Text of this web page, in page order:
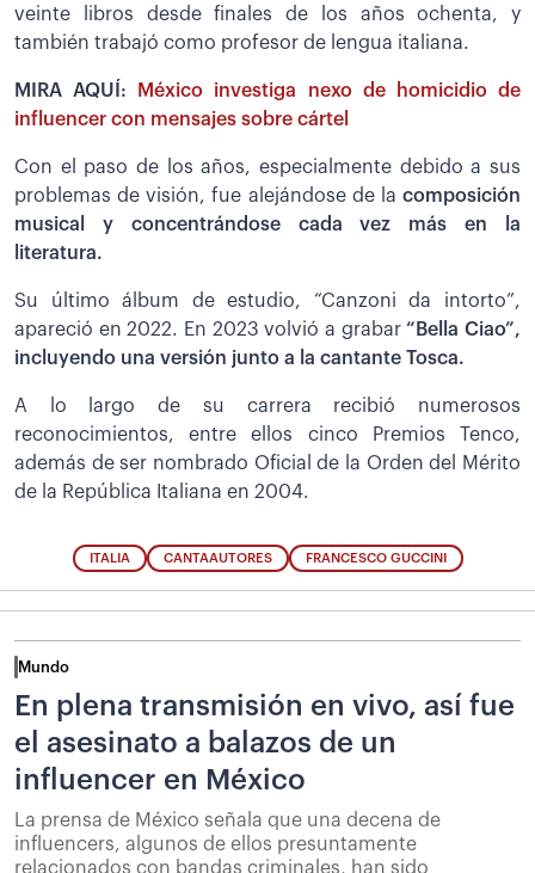
veinte libros desde finales de los años ochenta, y
también trabajó como profesor de lengua italiana.
MIRA AQUÍ:
México investiga nexo de homicidio de
influencer con mensajes sobre cártel
Con el paso de los años, especialmente debido a sus
problemas de visión, fue alejándose de la composición
musical y concentrándose cada vez más en la
literatura.
Su último álbum de estudio, “Canzoni da intorto”,
apareció en 2022. En 2023 volvió a grabar“Bella Ciao”,
incluyendo una versión junto a la cantante Tosca.
A lo largo de su carrera recibió numerosos
reconocimientos, entre ellos cinco Premios Tenco,
además de ser nombrado Oficial de la Orden del Mérito
de la República Italiana en 2004.
ITALIA CANTAAUTORES FRANCESCO GUCCINI
Mundo
En plena transmisión en vivo, así fue
el asesinato a balazos de un
influencer en México
La prensa de México señala que una decena de
influencers, algunos de ellos presuntamente
relacionados con bandas criminales, han sido